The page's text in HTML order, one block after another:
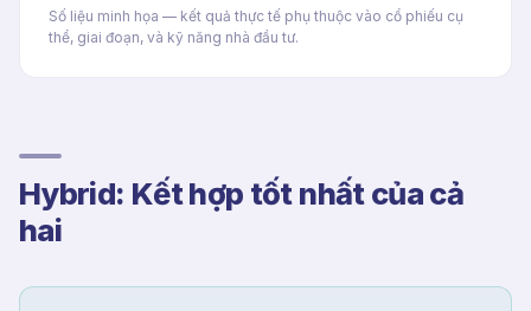
Số liệu minh họa — kết quả thực tế phụ thuộc vào cổ phiếu cụ
thể, giai đoạn, và kỹ năng nhà đầu tư.
Hybrid: Kết hợp tốt nhất của cả
hai